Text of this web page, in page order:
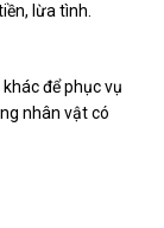
lừa tình.
để phục vụ
nhân vật có